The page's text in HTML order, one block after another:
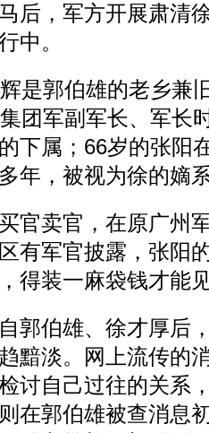
后，军方开展肃清
中。
是郭伯雄的老乡兼
团军副军长、军长
下属；66岁的张阳
年，被视为徐的嫡
官卖官，在原广州
有军官披露，张阳
得装一麻袋钱才能
郭伯雄、徐才厚后
黯淡。网上流传的
讨自己过往的关系
在郭伯雄被查消息